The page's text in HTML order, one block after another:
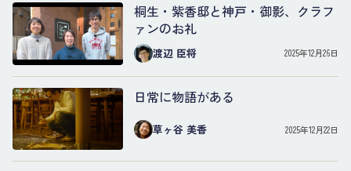
桐生・紫香邸と神戸・御影、クラフ
ァンのお礼
渡辺 臣将 2025年12月26日
日常に物語がある
草ヶ谷 美香 2025年12月22日